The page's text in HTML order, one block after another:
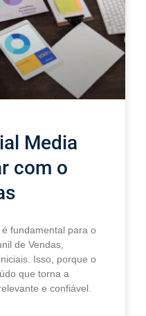
Media
com o
fundamental para o
de Vendas,
Isso, porque o
que torna a
e confiável.